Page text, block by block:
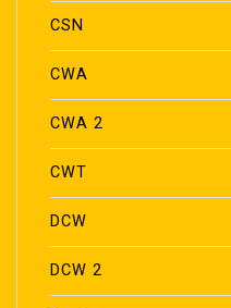
CSN
CWA
CWA 2
CWT
DCW
DCW 2